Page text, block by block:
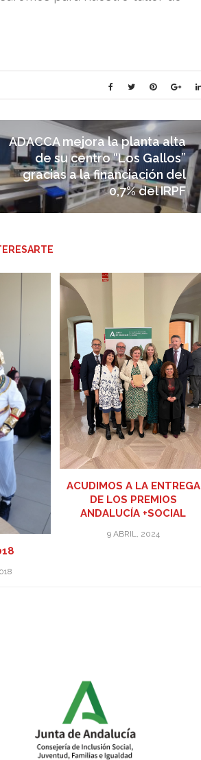
ADACCA mejora la planta alta
de su centro “Los Gallos”
gracias a la financiación del
0,7% del IRPF
ACUDIMOS A LA ENTREGA
DE LOS PREMIOS
ANDALUCÍA +SOCIAL
9 ABRIL, 2024